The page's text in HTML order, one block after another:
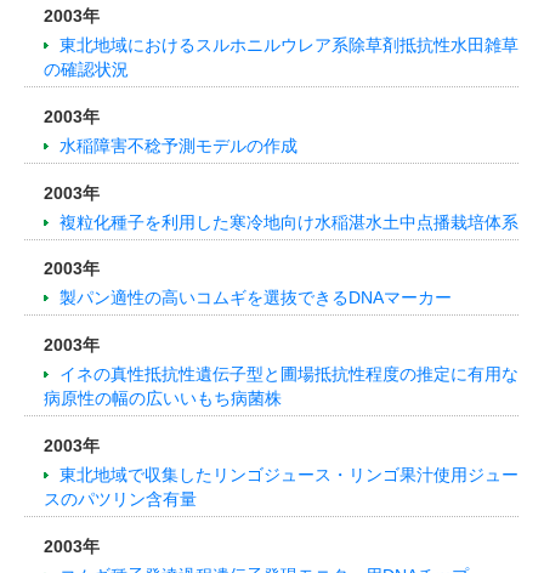
2003年
東北地域におけるスルホニルウレア系除草剤抵抗性水田雑草
の確認状況
2003年
水稲障害不稔予測モデルの作成
2003年
複粒化種子を利用した寒冷地向け水稲湛水土中点播栽培体系
2003年
製パン適性の高いコムギを選抜できるDNAマーカー
2003年
イネの真性抵抗性遺伝子型と圃場抵抗性程度の推定に有用な
病原性の幅の広いいもち病菌株
2003年
東北地域で収集したリンゴジュース・リンゴ果汁使用ジュー
スのパツリン含有量
2003年